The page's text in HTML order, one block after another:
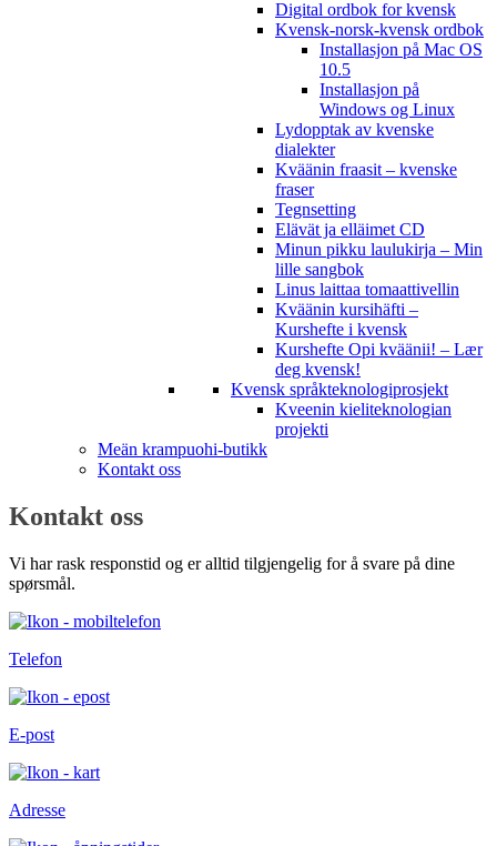
Digital ordbok for kvensk
Kvensk-norsk-kvensk ordbok
Installasjon på Mac OS
10.5
Installasjon på
Windows og Linux
Lydopptak av kvenske
dialekter
Kväänin fraasit – kvenske
fraser
Tegnsetting
Elävät ja elläimet CD
Minun pikku laulukirja – Min
lille sangbok
Linus laittaa tomaattivellin
Kväänin kursihäfti –
Kurshefte i kvensk
Kurshefte Opi kväänii! – Lær
deg kvensk!
Kvensk språkteknologiprosjekt
Kveenin kieliteknologian
projekti
Meän krampuohi-butikk
Kontakt oss
Kontakt oss
Vi har rask responstid og er alltid tilgjengelig for å svare på dine
spørsmål.
Telefon
E-post
Adresse